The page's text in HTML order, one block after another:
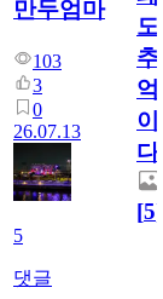
만두엄마
103
3
0
26.07.13
5
댓글
도
추
억
이
다.
[5]